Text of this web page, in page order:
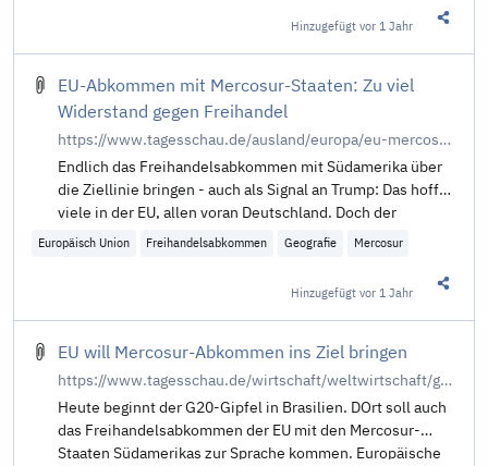
Hinzugefügtvor 1 Jahr
EU-Abkommen mit Mercosur-Staaten: Zu viel
Widerstand gegen Freihandel
https://www.tagesschau.de/ausland/europa/eu-mercosur-abkommen-104.html
Endlich das Freihandelsabkommen mit Südamerika über
die Ziellinie bringen - auch als Signal an Trump: Das hoffen
viele in der EU, allen voran Deutschland. Doch der
Widerstand ist groß - zu groß? Von Jakob Mayr.
Europäisch Union Freihandelsabkommen Geografie Mercosur
Hinzugefügtvor 1 Jahr
EU will Mercosur-Abkommen ins Ziel bringen
https://www.tagesschau.de/wirtschaft/weltwirtschaft/g20-gipfel-brasilien-mercosur-100.html
Heute beginnt der G20-Gipfel in Brasilien. DOrt soll auch
das Freihandelsabkommen der EU mit den Mercosur-
Staaten Südamerikas zur Sprache kommen. Europäische